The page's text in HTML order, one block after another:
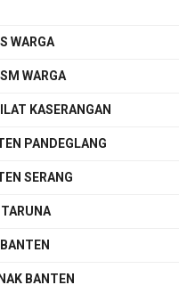
WARGA
WARGA
KASERANGAN
PANDEGLANG
SERANG
BANTEN